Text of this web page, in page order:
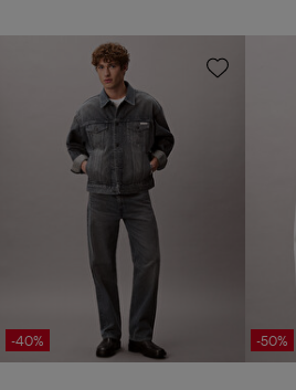
-40% -50%